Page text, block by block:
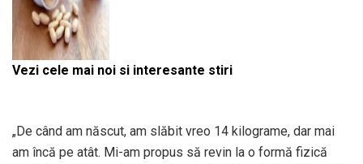
Vezi cele mai noi si interesante stiri
„De când am născut, am slăbit vreo 14 kilograme, dar mai
am încă pe atât. Mi-am propus să revin la o formă fizică